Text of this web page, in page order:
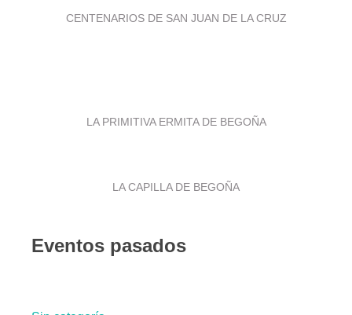
CENTENARIOS DE SAN JUAN DE LA CRUZ
LA PRIMITIVA ERMITA DE BEGOÑA
LA CAPILLA DE BEGOÑA
Eventos pasados